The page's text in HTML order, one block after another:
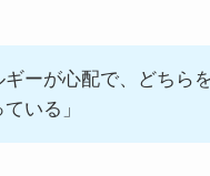
ギーが心配で、どちら
いる」